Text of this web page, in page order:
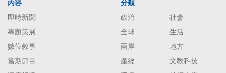
內容
即時新聞
專題策展
數位敘事
當期節目
分類
政治
社會
全球
生活
兩岸
地方
產經
文教科技